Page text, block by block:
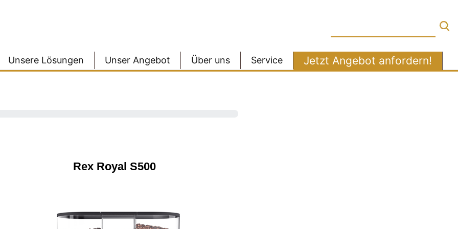
Unsere Lösungen Unser Angebot Über uns Service Jetzt Angebot anfordern!
Rex Royal S500